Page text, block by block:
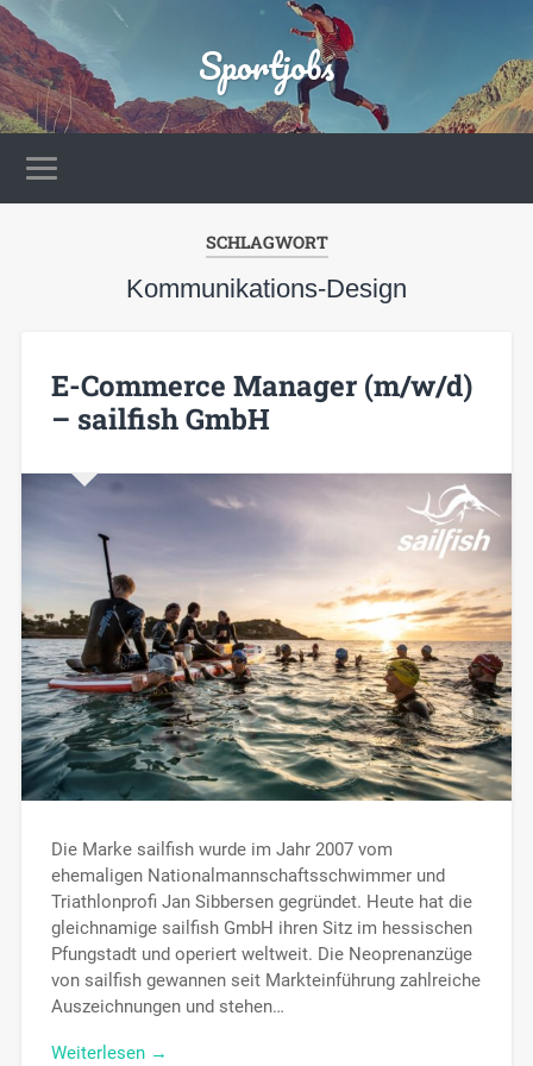
Sportjobs
SCHLAGWORT
Kommunikations-Design
E-Commerce Manager (m/w/d)
– sailfish GmbH
Die Marke sailfish wurde im Jahr 2007 vom
ehemaligen Nationalmannschaftsschwimmer und
Triathlonprofi Jan Sibbersen gegründet. Heute hat die
gleichnamige sailfish GmbH ihren Sitz im hessischen
Pfungstadt und operiert weltweit. Die Neoprenanzüge
von sailfish gewannen seit Markteinführung zahlreiche
Auszeichnungen und stehen…
Weiterlesen →